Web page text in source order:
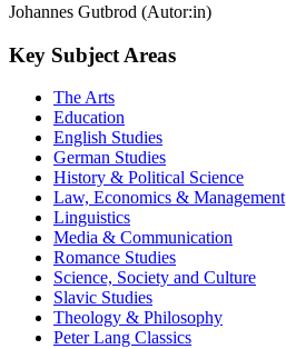
Johannes Gutbrod (Autor:in)
Key Subject Areas
The Arts
Education
English Studies
German Studies
History & Political Science
Law, Economics & Management
Linguistics
Media & Communication
Romance Studies
Science, Society and Culture
Slavic Studies
Theology & Philosophy
Peter Lang Classics